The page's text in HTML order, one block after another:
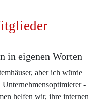
in eigenen Worten
aber ich würde
Unternehmensoptimierer -
helfen wir, ihre internen